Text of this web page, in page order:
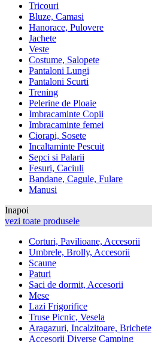
Tricouri
Bluze, Camasi
Hanorace, Pulovere
Jachete
Veste
Costume, Salopete
Pantaloni Lungi
Pantaloni Scurti
Trening
Pelerine de Ploaie
Imbracaminte Copii
Imbracaminte femei
Ciorapi, Sosete
Incaltaminte Pescuit
Sepci si Palarii
Fesuri, Caciuli
Bandane, Cagule, Fulare
Manusi
Inapoi
vezi toate produsele
Corturi, Pavilioane, Accesorii
Umbrele, Brolly, Accesorii
Scaune
Paturi
Saci de dormit, Accesorii
Mese
Lazi Frigorifice
Truse Picnic, Vesela
Aragazuri, Incalzitoare, Brichete
Accesorii Diverse Camping